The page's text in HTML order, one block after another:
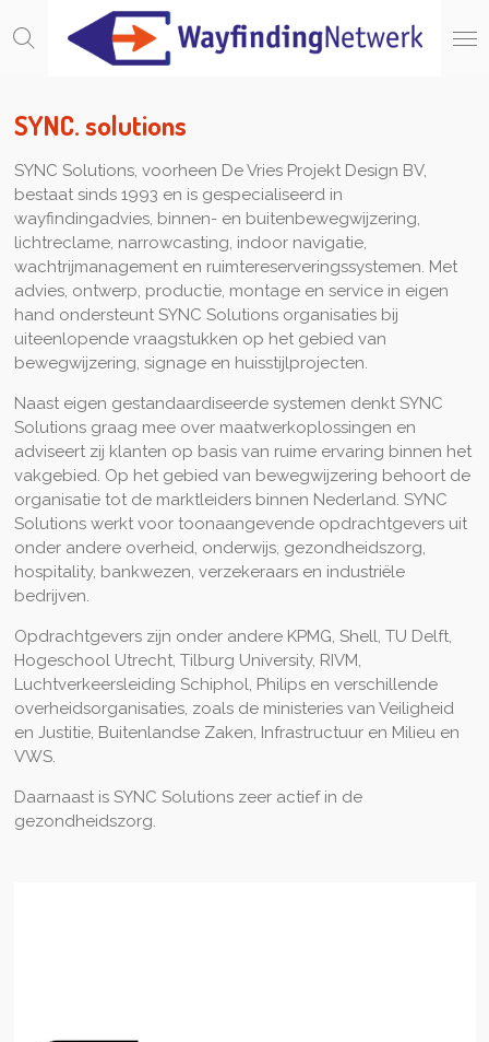
direct
hoofdinhoud
SYNC. solutions
SYNC Solutions, voorheen De Vries Projekt Design BV,
bestaat sinds 1993 en is gespecialiseerd in
wayfindingadvies, binnen- en buitenbewegwijzering,
lichtreclame, narrowcasting, indoor navigatie,
wachtrijmanagement en ruimtereserveringssystemen. Met
advies, ontwerp, productie, montage en service in eigen
hand ondersteunt SYNC Solutions organisaties bij
uiteenlopende vraagstukken op het gebied van
bewegwijzering, signage en huisstijlprojecten.
Naast eigen gestandaardiseerde systemen denkt SYNC
Solutions graag mee over maatwerkoplossingen en
adviseert zij klanten op basis van ruime ervaring binnen het
vakgebied. Op het gebied van bewegwijzering behoort de
organisatie tot de marktleiders binnen Nederland. SYNC
Solutions werkt voor toonaangevende opdrachtgevers uit
onder andere overheid, onderwijs, gezondheidszorg,
hospitality, bankwezen, verzekeraars en industriële
bedrijven.
Opdrachtgevers zijn onder andere KPMG, Shell, TU Delft,
Hogeschool Utrecht, Tilburg University, RIVM,
Luchtverkeersleiding Schiphol, Philips en verschillende
overheidsorganisaties, zoals de ministeries van Veiligheid
en Justitie, Buitenlandse Zaken, Infrastructuur en Milieu en
VWS.
Daarnaast is SYNC Solutions zeer actief in de
gezondheidszorg.